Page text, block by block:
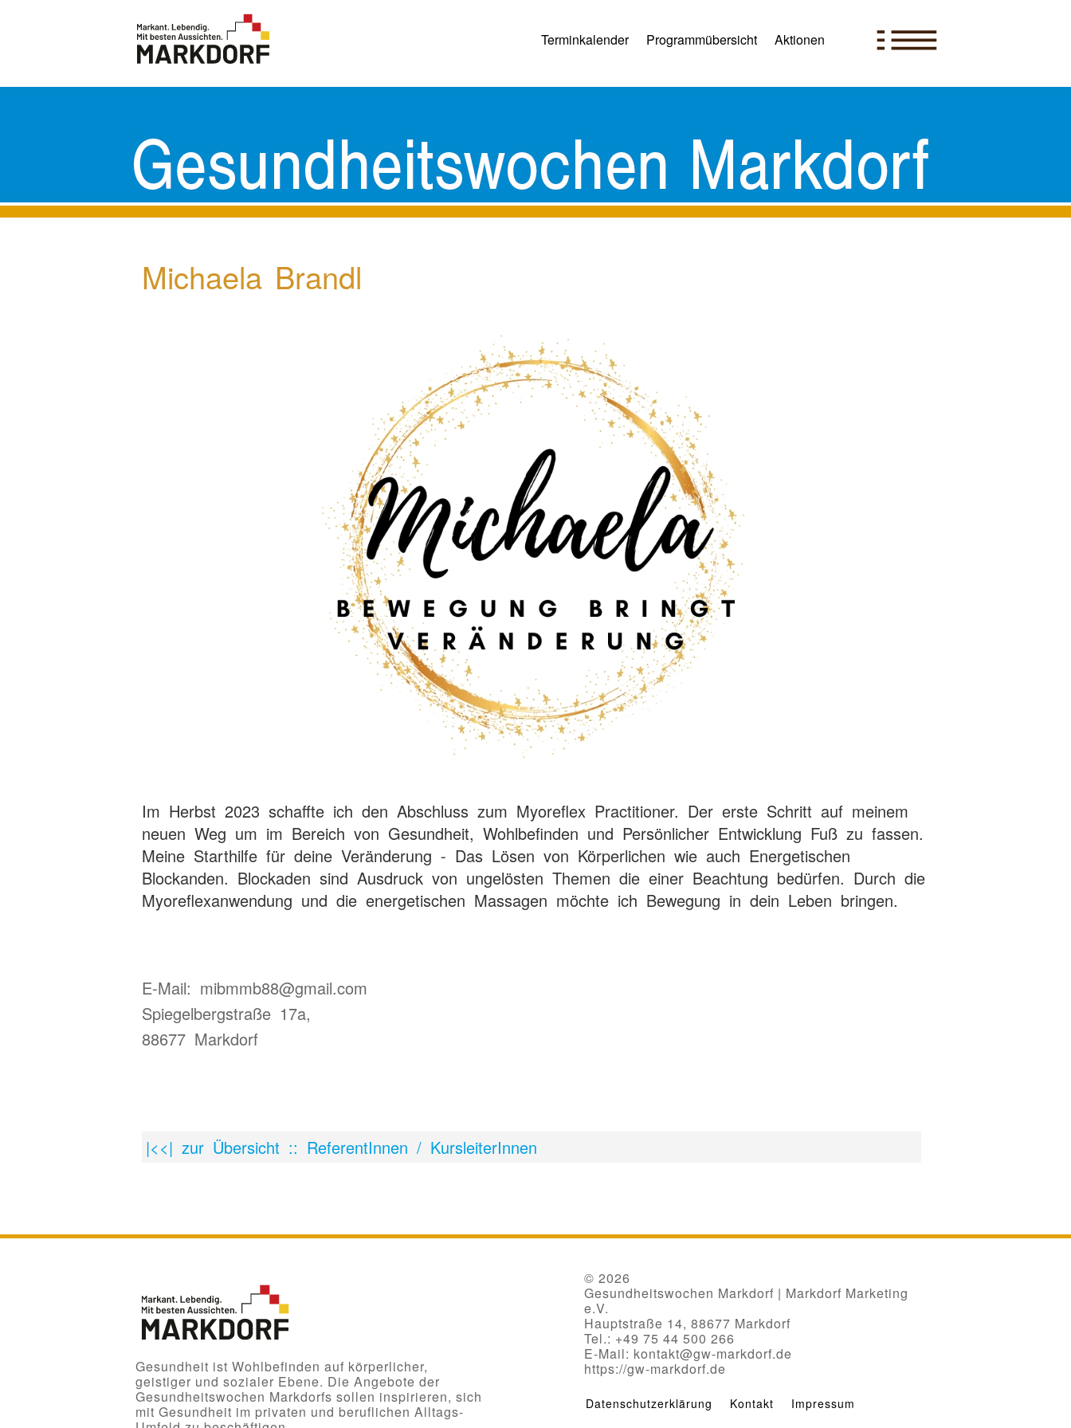
Terminkalender Programmübersicht Aktionen
Michaela Brandl
Im Herbst 2023 schaffte ich den Abschluss zum Myoreflex Practitioner. Der erste Schritt auf meinem
neuen Weg um im Bereich von Gesundheit, Wohlbefinden und Persönlicher Entwicklung Fuß zu fassen.
Meine Starthilfe für deine Veränderung - Das Lösen von Körperlichen wie auch Energetischen
Blockanden. Blockaden sind Ausdruck von ungelösten Themen die einer Beachtung bedürfen. Durch die
Myoreflexanwendung und die energetischen Massagen möchte ich Bewegung in dein Leben bringen.
E-Mail: mibmmb88@gmail.com
Spiegelbergstraße 17a,
88677 Markdorf
|<<| zur Übersicht :: ReferentInnen / KursleiterInnen
Gesundheit ist Wohlbefinden auf körperlicher,
geistiger und sozialer Ebene. Die Angebote der
Gesundheitswochen Markdorfs sollen inspirieren, sich
mit Gesundheit im privaten und beruflichen Alltags-
© 2026
Gesundheitswochen Markdorf | Markdorf Marketing
e.V.
Hauptstraße 14, 88677 Markdorf
Tel.: +49 75 44 500 266
E-Mail: kontakt@gw-markdorf.de
https://gw-markdorf.de
Datenschutzerklärung Kontakt Impressum